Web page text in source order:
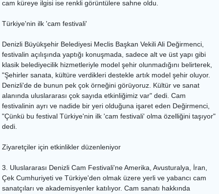
cam küreye ilgisi ise renkli görüntülere sahne oldu.
Türkiye'nin ilk 'cam festivali'
Denizli Büyükşehir Belediyesi Meclis Başkan Vekili Ali Değirmenci,
festivalin açılışında yaptığı konuşmada, sadece alt ve üst yapı gibi
klasik belediyecilik hizmetleriyle model şehir olunmadığını belirterek,
"Şehirler sanata, kültüre verdikleri destekle artık model şehir oluyor.
Denizli'de de bunun pek çok örneğini görüyoruz. Kültür ve sanat
alanında uluslararası çok sayıda etkinliğimiz var" dedi. Cam
festivalinin ayrı ve nadide bir yeri olduğuna işaret eden Değirmenci,
"Çünkü bu festival Türkiye'nin ilk 'cam festivali' olma özelliğini taşıyor"
dedi.
Ziyaretçiler için etkinlikler düzenleniyor
3. Uluslararası Denizli Cam Festivali'ne Amerika, Avusturalya, İran,
Çek Cumhuriyeti ve Türkiye'den olmak üzere yerli ve yabancı cam
sanatçıları ve akademisyenler katılıyor. Cam sanatı hakkında